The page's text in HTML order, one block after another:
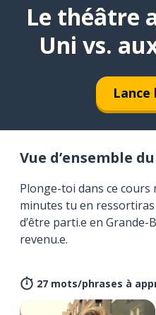
Le théâtre
Uni vs.
Lance
Vue d’ensemble
Plonge-toi dans ce
minutes tu en
d’être parti.e en Grande-
revenu.e.
27 mots/phrases à